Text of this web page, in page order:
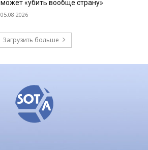
может «убить вообще страну»
05.08.2026
Загрузить больше